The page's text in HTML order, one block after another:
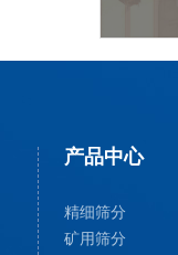
产品中心
精细筛分
矿用筛分